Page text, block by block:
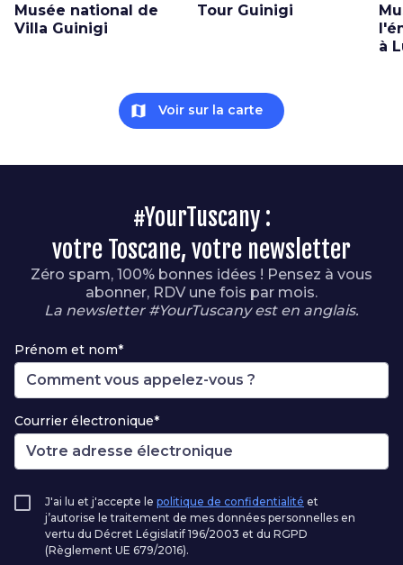
Musée national de
Villa Guinigi
Tour Guinigi
à
map Voir sur la carte
#YourTuscany :
votre Toscane, votre newsletter
Zéro spam, 100% bonnes idées ! Pensez à vous
abonner, RDV une fois par mois.
La newsletter #YourTuscany est en anglais.
Prénom et nom*
Courrier électronique*
J'ai lu et j'accepte le politique de confidentialité et
j’autorise le traitement de mes données personnelles en
vertu du Décret Législatif 196/2003 et du RGPD
(Règlement UE 679/2016).